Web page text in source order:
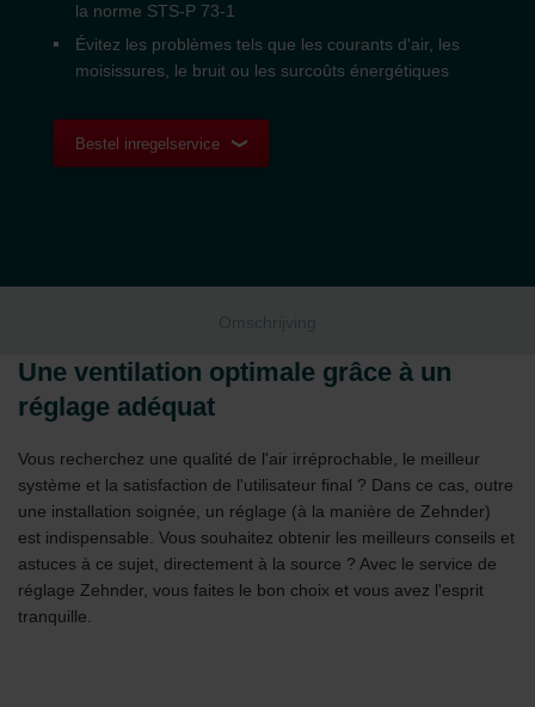
la norme STS-P 73-1
Évitez les problèmes tels que les courants d'air, les
moisissures, le bruit ou les surcoûts énergétiques
Bestel inregelservice
Omschrijving
Une ventilation optimale grâce à un
réglage adéquat
Vous recherchez une qualité de l'air irréprochable, le meilleur
système et la satisfaction de l'utilisateur final ? Dans ce cas, outre
une installation soignée, un réglage (à la manière de Zehnder)
est indispensable. Vous souhaitez obtenir les meilleurs conseils et
astuces à ce sujet, directement à la source ? Avec le service de
réglage Zehnder, vous faites le bon choix et vous avez l'esprit
tranquille.